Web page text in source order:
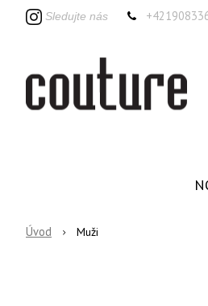
Sledujte nás
Úvod Muži